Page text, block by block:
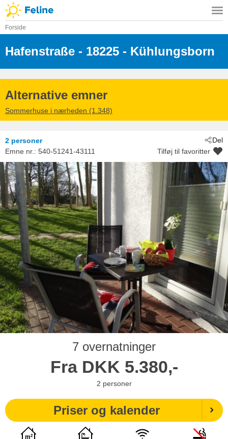
Forside
Hafenstraße - 18225 - Kühlungsborn
Alternative emner
Sommerhuse i nærheden (1.348)
Del
2 personer
Emne nr.: 540-51241-43111 Tilføj til favoritter
7 overnatninger
Fra DKK 5.380,-
2 personer
Priser og kalender